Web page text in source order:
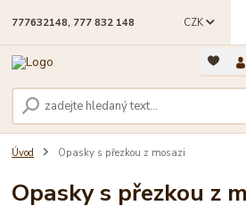
CZK
777632148, 777 832 148
Úvod Opasky s přezkou z mosazi
Opasky s přezkou z